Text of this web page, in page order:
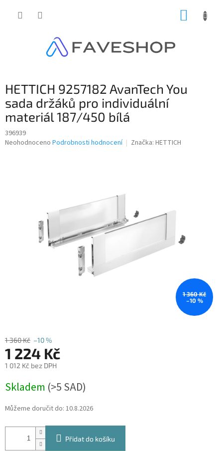
HETTICH 9257182 AvanTech You
sada držáků pro individuální
materiál 187/450 bílá
396939
Průměrné
Neohodnoceno Podrobnosti hodnocení Značka: HETTICH
1 360 Kč
–10 %
1 360 Kč –10 %
1 224 Kč
1 012 Kč bez DPH
cena:
Skladem (>5 SAD)
Můžeme doručit do: 10.8.2026
Přidat do košíku